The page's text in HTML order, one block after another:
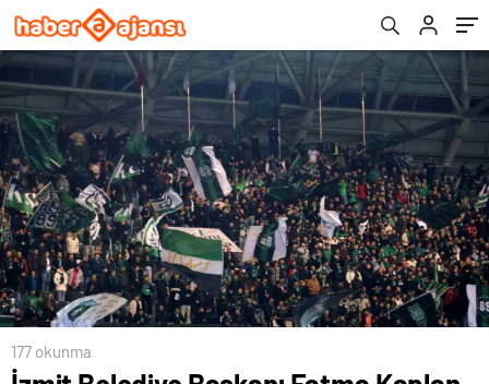
Kombinesi Sunacak
177 okunma